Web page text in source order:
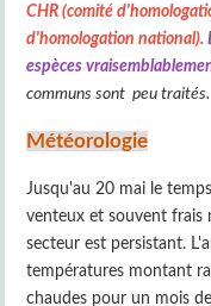
CHR (comité
d'homologation national).
espèces
communs sont peu traités.
Météorologie
Jusqu'au 20 mai le
venteux et souvent frais
secteur est persistant.
températures montant
chaudes pour un mois